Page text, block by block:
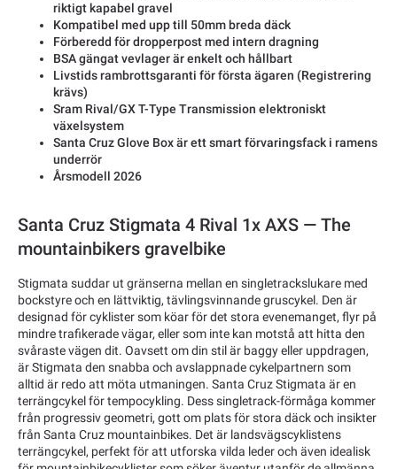
riktigt kapabel gravel
Kompatibel med upp till 50mm breda däck
Förberedd för dropperpost med intern dragning
BSA gängat vevlager är enkelt och hållbart
Livstids rambrottsgaranti för första ägaren (Registrering
krävs)
Sram Rival/GX T-Type Transmission elektroniskt
växelsystem
Santa Cruz Glove Box är ett smart förvaringsfack i ramens
underrör
Årsmodell 2026
Santa Cruz Stigmata 4 Rival 1x AXS — The
mountainbikers gravelbike
Stigmata suddar ut gränserna mellan en singletrackslukare med
bockstyre och en lättviktig, tävlingsvinnande gruscykel. Den är
designad för cyklister som köar för det stora evenemanget, flyr på
mindre trafikerade vägar, eller som inte kan motstå att hitta den
svåraste vägen dit. Oavsett om din stil är baggy eller uppdragen,
är Stigmata den snabba och avslappnade cykelpartnern som
alltid är redo att möta utmaningen. Santa Cruz Stigmata är en
terrängcykel för tempocykling. Dess singletrack-förmåga kommer
från progressiv geometri, gott om plats för stora däck och insikter
från Santa Cruz mountainbikes. Det är landsvägscyklistens
terrängcykel, perfekt för att utforska vilda leder och även idealisk